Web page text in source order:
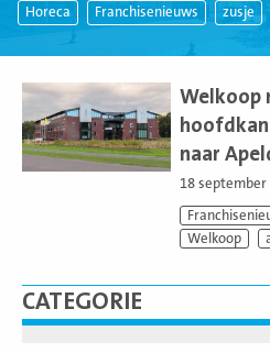
CATEGORIE
Horeca Franchisenieuws zusje
meer
Welkoop
naar
18 september
Welkoop